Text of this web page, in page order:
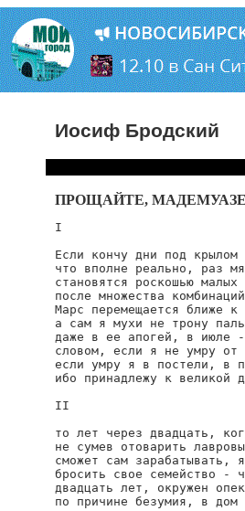
Иосиф Бродский
ПРОЩАЙТЕ,
I
Если кончу дни под крылом
что вполне реально, раз
становятся роскошью
после множества комбинаций
Марс перемещается ближе к
а сам я мухи не трону
даже в ее апогей, в июле -
словом, если я не умру от
если умру я в постели, в
ибо принадлежу к великой
II
то лет через двадцать,
не сумев отоварить
сможет сам зарабатывать,
бросить свое семейство -
двадцать лет, окружен
по причине безумия, в дом